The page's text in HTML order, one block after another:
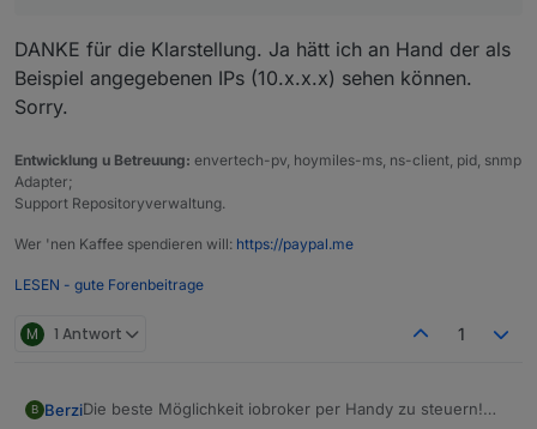
DANKE für die Klarstellung. Ja hätt ich an Hand der als
Beispiel angegebenen IPs (10.x.x.x) sehen können.
Sorry.
Entwicklung u Betreuung: envertech-pv, hoymiles-ms, ns-client, pid, snmp
Adapter;
Support Repositoryverwaltung.
Wer 'nen Kaffee spendieren will: https://paypal.me
LESEN - gute Forenbeitrage
M 1 Antwort 1
B BerziDie beste Möglichkeit iobroker per Handy zu steuern!